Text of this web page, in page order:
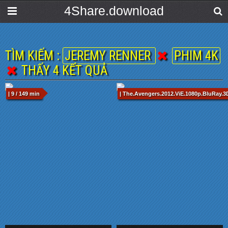
4Share.download
TÌM KIẾM : JEREMY RENNER
PHIM 4K
THẤY 4 KẾT QUẢ
| 9 / 149 min |